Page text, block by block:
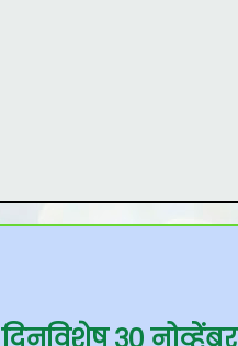
दिनविशेष ३० नोव्हेंबर